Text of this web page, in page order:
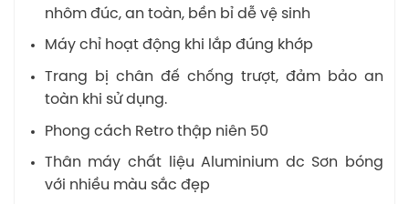
nhôm đúc, an toàn, bền bỉ dễ vệ sinh
Máy chỉ hoạt động khi lắp đúng khớp
Trang bị chân đế chống trượt, đảm bảo an
toàn khi sử dụng.
Phong cách Retro thập niên 50
Thân máy chất liệu Aluminium dc Sơn bóng
với nhiều màu sắc đẹp